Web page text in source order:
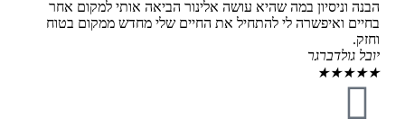
הבנה וניסיון במה שהיא עושה אלינור הביאה אותי למקום אחר
בחיים ואיפשרה לי להתחיל את החיים שלי מחדש ממקום בטוח
וחזק.
יובל גולדברגר
★
★
★
★
★